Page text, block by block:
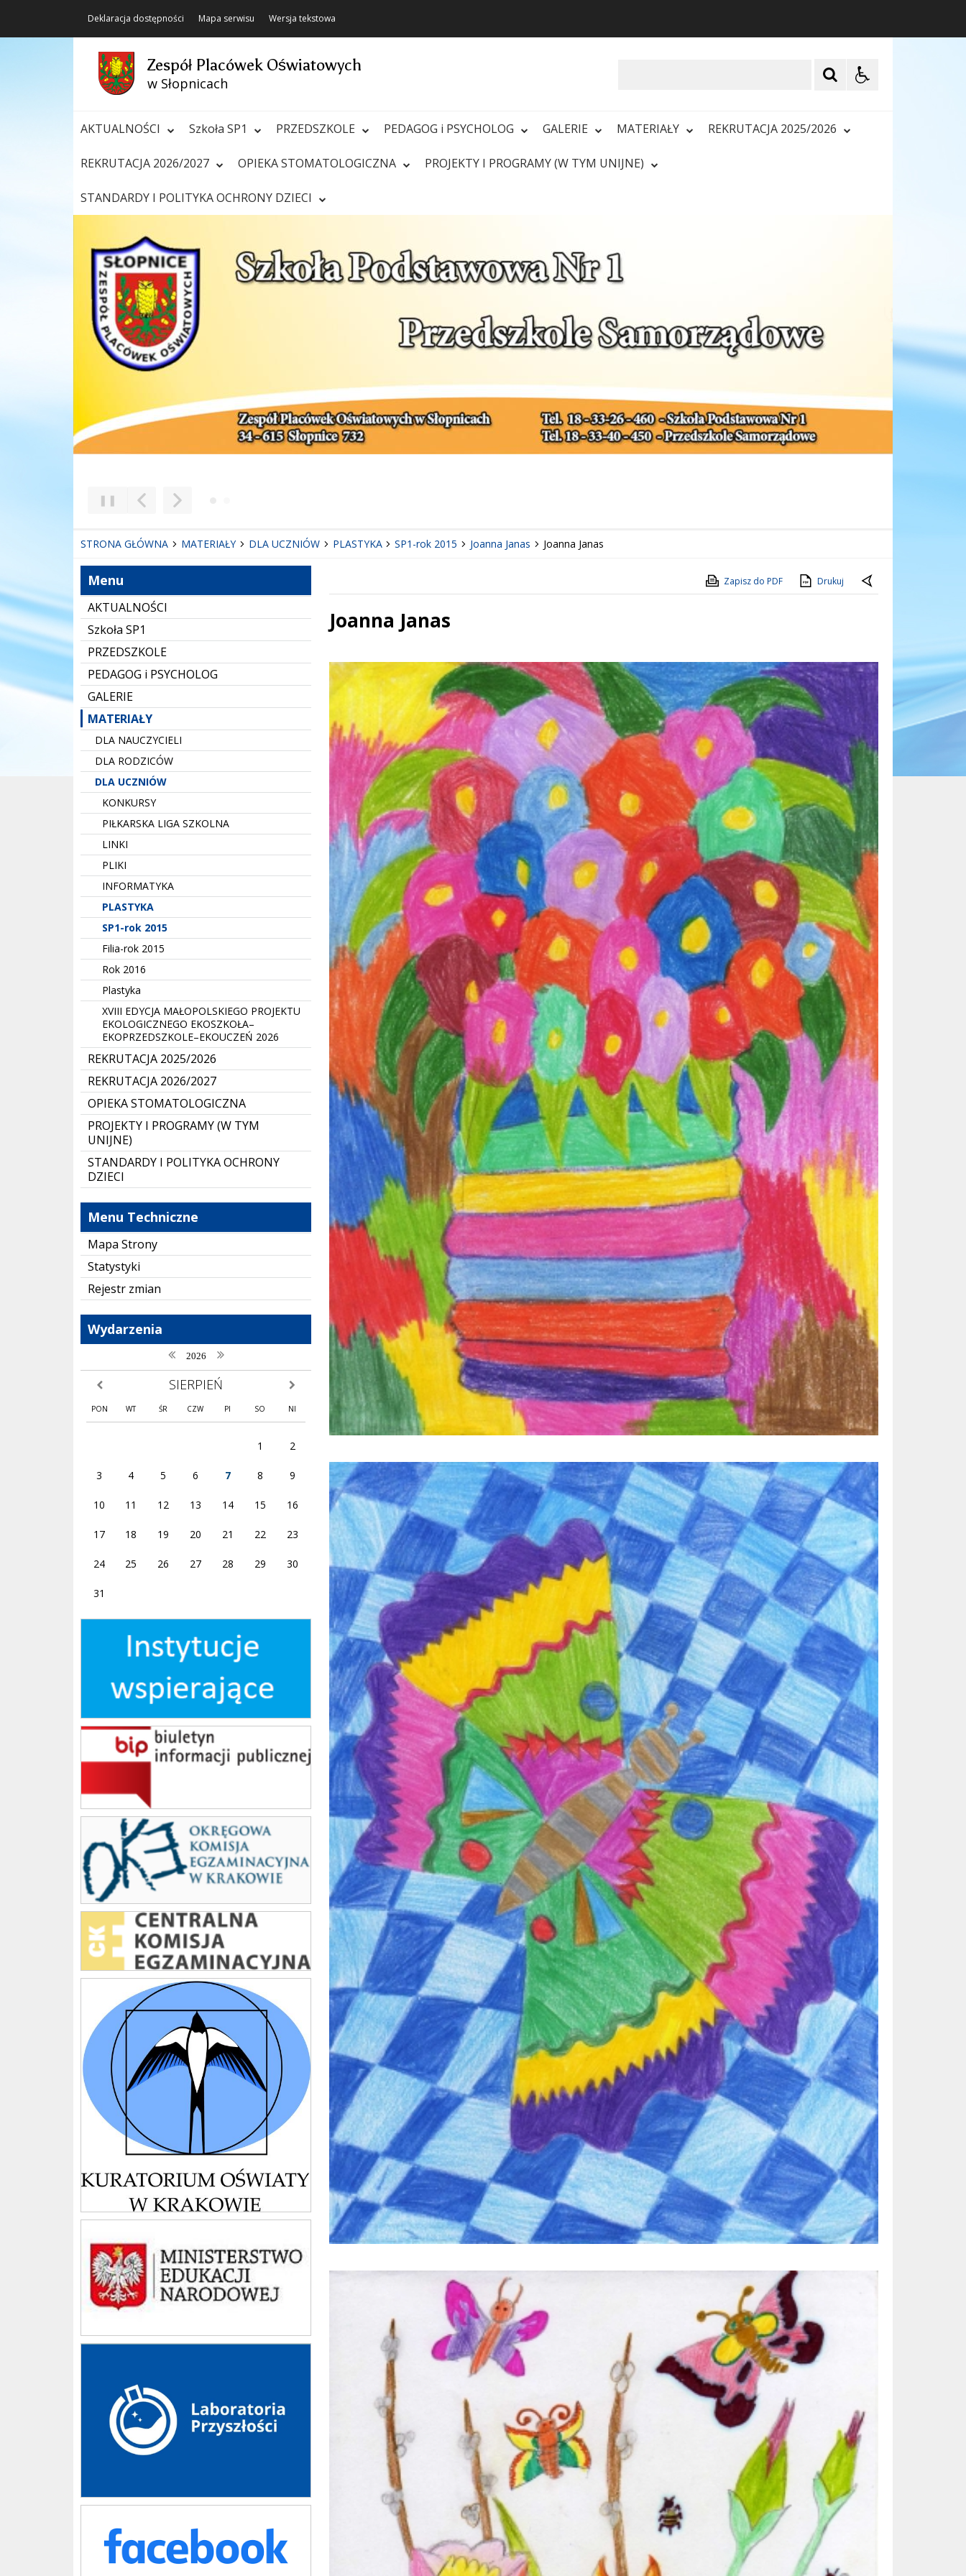
Deklaracja dostępności Mapa serwisu Wersja tekstowa
Zespół Placówek Oświatowych
w Słopnicach
AKTUALNOŚCI Szkoła SP1 PRZEDSZKOLE PEDAGOG i PSYCHOLOG GALERIE MATERIAŁY REKRUTACJA 2025/2026
REKRUTACJA 2026/2027 OPIEKA STOMATOLOGICZNA PROJEKTY I PROGRAMY (W TYM UNIJNE)
STANDARDY I POLITYKA OCHRONY DZIECI
Poprzedni Element
Następny Element
❚❚
STRONA GŁÓWNA MATERIAŁY DLA UCZNIÓW PLASTYKA SP1-rok 2015 Joanna Janas Joanna Janas
Menu
AKTUALNOŚCI
Szkoła SP1
PRZEDSZKOLE
PEDAGOG i PSYCHOLOG
GALERIE
MATERIAŁY
DLA NAUCZYCIELI
DLA RODZICÓW
DLA UCZNIÓW
KONKURSY
PIŁKARSKA LIGA SZKOLNA
LINKI
PLIKI
INFORMATYKA
PLASTYKA
SP1-rok 2015
Filia-rok 2015
Rok 2016
Plastyka
XVIII EDYCJA MAŁOPOLSKIEGO PROJEKTU
EKOLOGICZNEGO EKOSZKOŁA–
EKOPRZEDSZKOLE–EKOUCZEŃ 2026
REKRUTACJA 2025/2026
REKRUTACJA 2026/2027
OPIEKA STOMATOLOGICZNA
PROJEKTY I PROGRAMY (W TYM
UNIJNE)
STANDARDY I POLITYKA OCHRONY
DZIECI
Menu Techniczne
Mapa Strony
Statystyki
Rejestr zmian
Wydarzenia
poprzedni rok
2026 następny rok
poprzedni miesiąc SIERPIEŃ następny miesiąc
PON WT ŚR CZW PI SO NI
1 2
3 4 5 6 7 8 9
10 11 12 13 14 15 16
17 18 19 20 21 22 23
24 25 26 27 28 29 30
31
Instytucje wspierające
bip
OKE
kuratorium
men
laboratoria przyszłości
fb
Zapisz do PDF Drukuj
Joanna Janas